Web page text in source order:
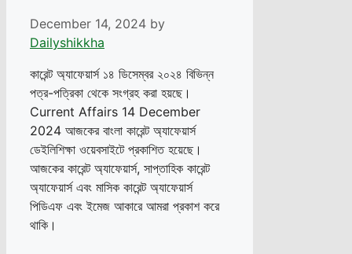
December 14, 2024 by
Dailyshikkha
কারেন্ট অ্যাফেয়ার্স ১৪ ডিসেম্বর ২০২৪ বিভিন্ন
পত্র-পত্রিকা থেকে সংগ্রহ করা হয়ছে।
Current Affairs 14 December
2024 আজকের বাংলা কারেন্ট অ্যাফেয়ার্স
ডেইলিশিক্ষা ওয়েবসাইটে প্রকাশিত হয়েছে।
আজকের কারেন্ট অ্যাফেয়ার্স, সাপ্তাহিক কারেন্ট
অ্যাফেয়ার্স এবং মাসিক কারেন্ট অ্যাফেয়ার্স
পিডিএফ এবং ইমেজ আকারে আমরা প্রকাশ করে
থাকি।